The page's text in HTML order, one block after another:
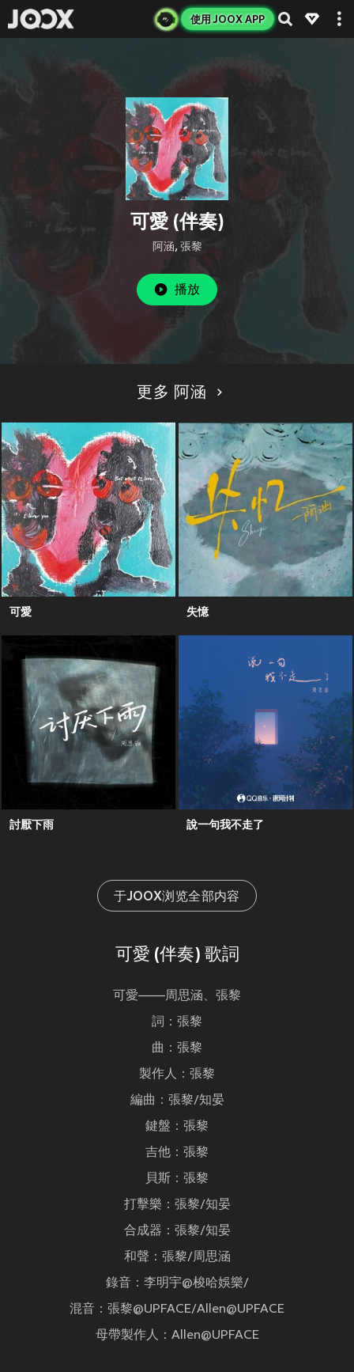
使用 JOOX APP
可愛 (伴奏)
阿涵, 張黎
播放
更多 阿涵
可愛 失憶
討厭下雨 說一句我不走了
于JOOX浏览全部内容
可愛 (伴奏) 歌詞
可愛——周思涵、張黎
詞：張黎
曲：張黎
製作人：張黎
編曲：張黎/知晏
鍵盤：張黎
吉他：張黎
貝斯：張黎
打擊樂：張黎/知晏
合成器：張黎/知晏
和聲：張黎/周思涵
錄音：李明宇@梭哈娛樂/
混音：張黎@UPFACE/Allen@UPFACE
母帶製作人：Allen@UPFACE